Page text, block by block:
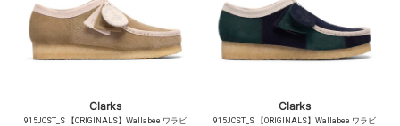
Clarks
915JCST_S 【ORIGINALS】Wallabee ワラビ
Clarks
915JCST_S 【ORIGINALS】Wallabee ワラビ